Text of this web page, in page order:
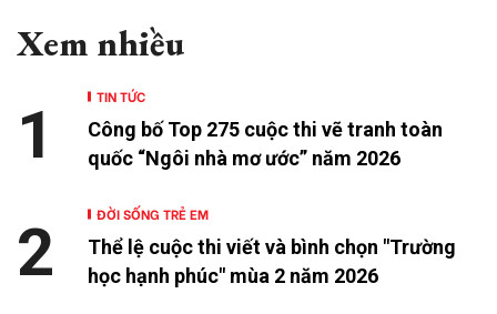
Xem nhiều
TIN TỨC
Công bố Top 275 cuộc thi vẽ tranh toàn
quốc “Ngôi nhà mơ ước” năm 2026
1
ĐỜI SỐNG TRẺ EM
Thể lệ cuộc thi viết và bình chọn "Trường
học hạnh phúc" mùa 2 năm 2026
2